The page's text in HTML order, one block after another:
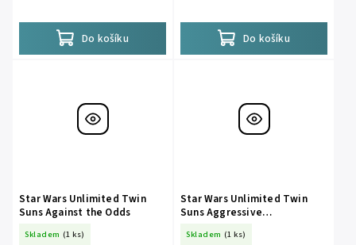
Do košíku Do košíku
Star Wars Unlimited Twin
Suns Against the Odds
Skladem (1 ks)
Star Wars Unlimited Twin
Suns Aggressive
Skladem (1 ks)